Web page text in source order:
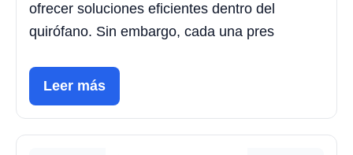
ofrecer soluciones eficientes dentro del
quirófano. Sin embargo, cada una pres
Leer más